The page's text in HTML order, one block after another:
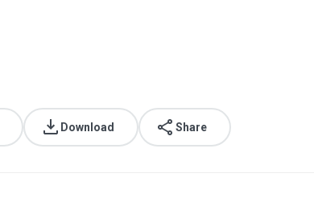
Download Share